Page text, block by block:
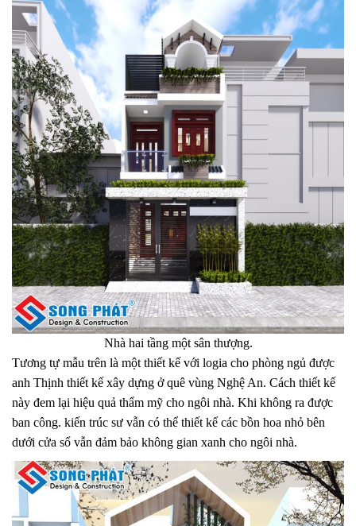
Nhà hai tầng một sân thượng.
Tương tự mẫu trên là một thiết kế với logia cho phòng ngủ được
anh Thịnh thiết kế xây dựng ở quê vùng Nghệ An. Cách thiết kế
này đem lại hiệu quả thẩm mỹ cho ngôi nhà. Khi không ra được
ban công. kiến trúc sư vẫn có thể thiết kế các bồn hoa nhỏ bên
dưới cửa sổ vẫn đảm bảo không gian xanh cho ngôi nhà.